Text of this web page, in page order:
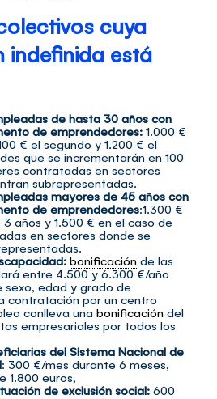
cuya
está
de hasta 30 años con
de emprendedores: 1.000 €
€ el segundo y 1.200 € el
que se incrementarán en 100
contratadas en sectores
subrepresentadas.
mayores de 45 años con
de emprendedores:1.300 €
años y 1.500 € en el caso de
en sectores donde se
bonificación de las
entre 4.500 y 6.300 €/año
sexo, edad y grado de
contratación por un centro
conlleva una bonificación del
empresariales por todos los
del Sistema Nacional de
: 300 €/mes durante 6 meses,
1.800 euros,
de exclusión social: 600